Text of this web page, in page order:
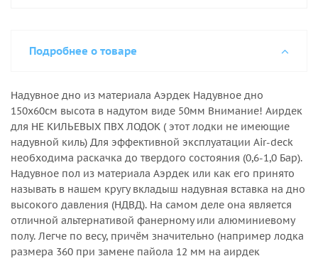
Подробнее о товаре
Надувное дно из материала Аэрдек Надувное дно
150х60см высота в надутом виде 50мм Внимание! Аирдек
для НЕ КИЛЬЕВЫХ ПВХ ЛОДОК ( этот лодки не имеющие
надувной киль) Для эффективной эксплуатации Air-deck
необходима раскачка до твердого состояния (0,6-1,0 Бар).
Надувное пол из материала Аэрдек или как его принято
называть в нашем кругу вкладыш надувная вставка на дно
высокого давления (НДВД). На самом деле она является
отличной альтернативой фанерному или алюминиевому
полу. Легче по весу, причём значительно (например лодка
размера 360 при замене пайола 12 мм на аирдек